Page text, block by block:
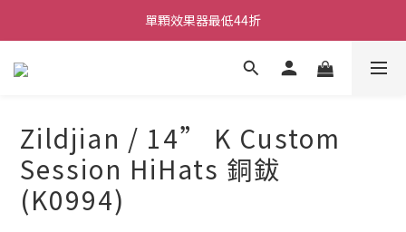
ATB會員 滿20000折1000 滿10000折500 滿5000折250
單顆效果器最低44折
ATB會員 滿20000折1000 滿10000折500 滿5000折250
Zildjian / 14” K Custom
Session HiHats 銅鈸
(K0994)